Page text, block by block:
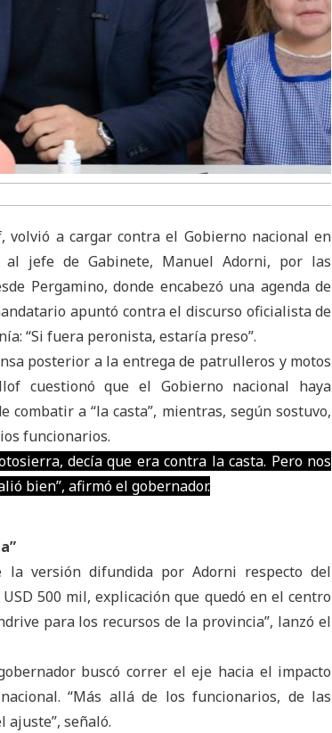
volvió a cargar contra el Gobierno nacional en
jefe de Gabinete, Manuel Adorni, por las
Pergamino, donde encabezó una agenda de
apuntó contra el discurso oficialista de
“Si fuera peronista, estaría preso”.
posterior a la entrega de patrulleros y motos
cuestionó que el Gobierno nacional haya
a “la casta”, mientras, según sostuvo,
funcionarios.
decía que era contra la casta. Pero nos
bien”, afirmó el gobernador.
versión difundida por Adorni respecto del
500 mil, explicación que quedó en el centro
para los recursos de la provincia”, lanzó el
buscó correr el eje hacia el impacto
“Más allá de los funcionarios, de las
ajuste”, señaló.